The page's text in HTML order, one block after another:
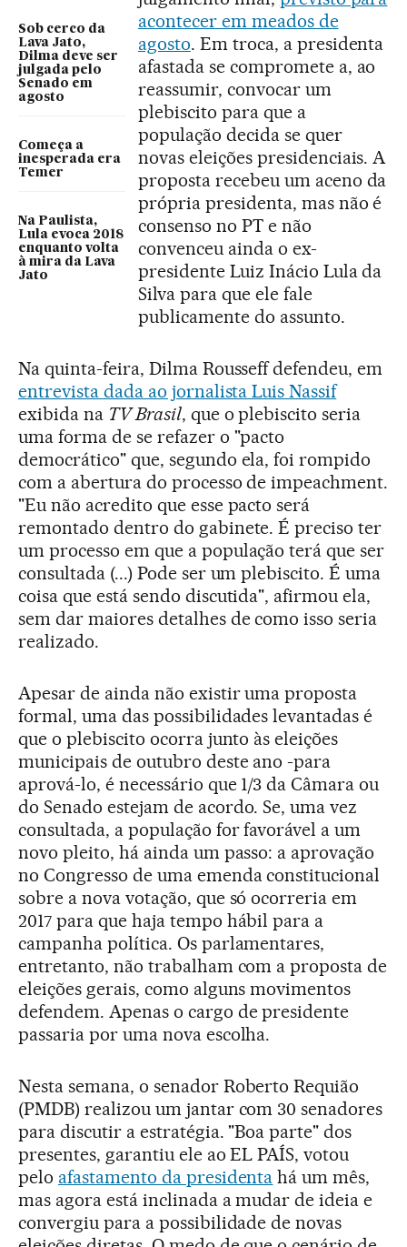
Sob cerco da
Lava Jato,
Dilma deve ser
julgada pelo
Senado em
agosto
Começa a
inesperada era
Temer
Na Paulista,
Lula evoca 2018
enquanto volta
à mira da Lava
Jato
acontecer em meados de
agosto. Em troca, a presidenta
afastada se compromete a, ao
reassumir, convocar um
plebiscito para que a
população decida se quer
novas eleições presidenciais. A
proposta recebeu um aceno da
própria presidenta, mas não é
consenso no PT e não
convenceu ainda o ex-
presidente Luiz Inácio Lula da
Silva para que ele fale
publicamente do assunto.
Na quinta-feira, Dilma Rousseff defendeu, em
entrevista dada ao jornalista Luis Nassif
exibida na TV Brasil, que o plebiscito seria
uma forma de se refazer o "pacto
democrático" que, segundo ela, foi rompido
com a abertura do processo de impeachment.
"Eu não acredito que esse pacto será
remontado dentro do gabinete. É preciso ter
um processo em que a população terá que ser
consultada (...) Pode ser um plebiscito. É uma
coisa que está sendo discutida", afirmou ela,
sem dar maiores detalhes de como isso seria
realizado.
Apesar de ainda não existir uma proposta
formal, uma das possibilidades levantadas é
que o plebiscito ocorra junto às eleições
municipais de outubro deste ano -para
aprová-lo, é necessário que 1/3 da Câmara ou
do Senado estejam de acordo. Se, uma vez
consultada, a população for favorável a um
novo pleito, há ainda um passo: a aprovação
no Congresso de uma emenda constitucional
sobre a nova votação, que só ocorreria em
2017 para que haja tempo hábil para a
campanha política. Os parlamentares,
entretanto, não trabalham com a proposta de
eleições gerais, como alguns movimentos
defendem. Apenas o cargo de presidente
passaria por uma nova escolha.
Nesta semana, o senador Roberto Requião
(PMDB) realizou um jantar com 30 senadores
para discutir a estratégia. "Boa parte" dos
presentes, garantiu ele ao EL PAÍS, votou
pelo afastamento da presidenta há um mês,
mas agora está inclinada a mudar de ideia e
convergiu para a possibilidade de novas